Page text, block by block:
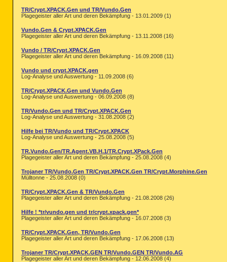
TR/Crypt.XPACK.Gen und TR/Vundo.Gen
Plagegeister aller Art und deren Bekämpfung - 13.01.2009 (1)
Vundo.Gen & Crypt.XPACK.Gen
Plagegeister aller Art und deren Bekämpfung - 13.11.2008 (16)
Vundo / TR/Crypt.XPACK.Gen
Plagegeister aller Art und deren Bekämpfung - 16.09.2008 (11)
Vundo und crypt.XPACK.gen
Log-Analyse und Auswertung - 11.09.2008 (6)
TR/Crypt.XPACK.Gen und Vundo.Gen
Log-Analyse und Auswertung - 06.09.2008 (8)
TR/Vundo.Gen und TR/Crypt.XPACK.Gen
Log-Analyse und Auswertung - 31.08.2008 (2)
Hilfe bei TR/Vundo und TR/Crypt.XPACK
Log-Analyse und Auswertung - 25.08.2008 (5)
TR.Vundo.Gen/TR.Agent.VB.H.1/TR.Crypt.XPack.Gen
Plagegeister aller Art und deren Bekämpfung - 25.08.2008 (4)
Trojaner TR/Vundo.Gen TR/Crypt.XPACK.Gen TR/Crypt.Morphine.Gen
Mülltonne - 25.08.2008 (0)
TR/Crypt.XPACK.Gen & TR/Vundo.Gen
Plagegeister aller Art und deren Bekämpfung - 21.08.2008 (26)
Hilfe ! *tr/vundo.gen und tr/crypt.xpack.gen*
Plagegeister aller Art und deren Bekämpfung - 16.07.2008 (3)
TR/Crypt.XPACK.Gen, TR/Vundo.Gen
Plagegeister aller Art und deren Bekämpfung - 17.06.2008 (13)
Trojaner TR/Crypt.XPACK.GEN TR/Vundo.GEN TR/Vundo.AG
Plagegeister aller Art und deren Bekämpfung - 12.06.2008 (4)